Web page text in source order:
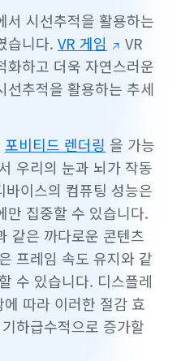
서 시선추적을 활용하는
습니다. VR 게임
VR
화하고 더욱 자연스러운
선추적을 활용하는 추세
포비티드 렌더링 을 가능
우리의 눈과 뇌가 작동
이스의 컴퓨팅 성능은
만 집중할 수 있습니다.
같은 까다로운 콘텐츠
프레임 속도 유지와 같
수 있습니다. 디스플레
따라 이러한 절감 효
하급수적으로 증가할